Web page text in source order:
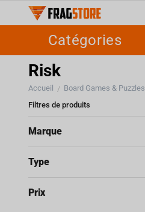
Catégories
Risk
Accueil / Board Games & Puzzles
Filtres de produits
Marque
Type
Prix